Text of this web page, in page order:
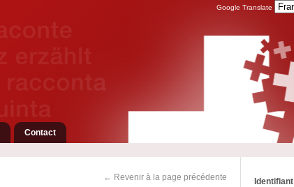
Google Translate
Contact
← Revenir à la page précédente Identifiant